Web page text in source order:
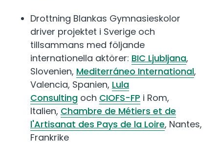
Drottning Blankas Gymnasieskolor
driver projektet i Sverige och
tillsammans med följande
internationella aktörer: BIC Ljubljana,
Slovenien, Mediterráneo International,
Valencia, Spanien, Lula
Consulting och CIOFS-FP i Rom,
Italien, Chambre de Métiers et de
l'Artisanat des Pays de la Loire, Nantes,
Frankrike